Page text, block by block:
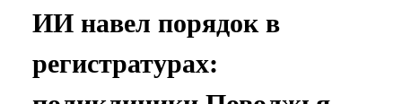
ИИ навел порядок в
регистратурах: